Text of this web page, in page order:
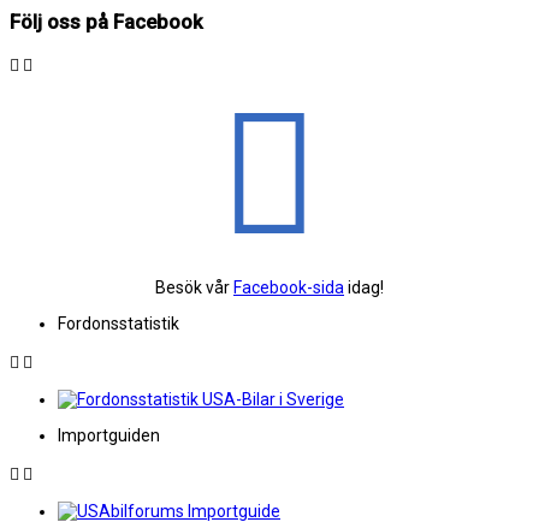
Följ oss på Facebook
Besök vår Facebook-sida idag!
Fordonsstatistik
Importguiden